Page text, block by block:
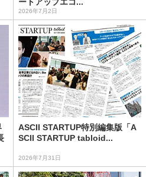
2026年7月2日
ASCII STARTUP特別編集版「A
SCII STARTUP tabloid...
2026年7月31日